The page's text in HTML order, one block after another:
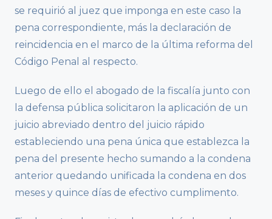
se requirió al juez que imponga en este caso la
pena correspondiente, más la declaración de
reincidencia en el marco de la última reforma del
Código Penal al respecto.
Luego de ello el abogado de la fiscalía junto con
la defensa pública solicitaron la aplicación de un
juicio abreviado dentro del juicio rápido
estableciendo una pena única que establezca la
pena del presente hecho sumando a la condena
anterior quedando unificada la condena en dos
meses y quince días de efectivo cumplimento.